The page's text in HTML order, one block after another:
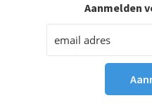
Aanmelden